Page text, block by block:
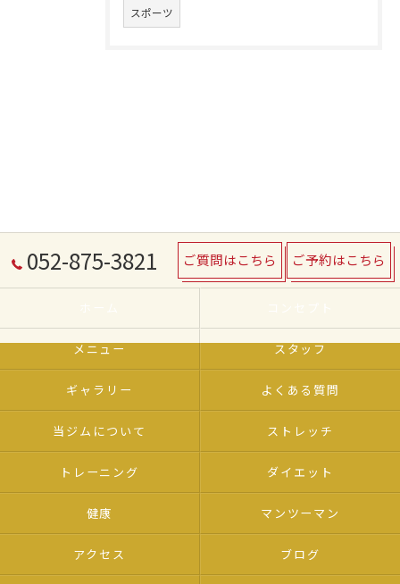
スポーツ
052-875-3821 ご質問はこちら ご予約はこちら
メニュー スタッフ
ギャラリー よくある質問
当ジムについて ストレッチ
トレーニング ダイエット
健康 マンツーマン
アクセス ブログ